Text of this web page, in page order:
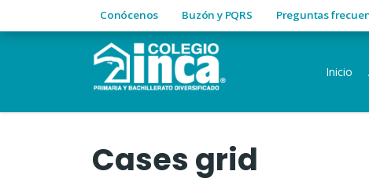
Conócenos Buzón y PQRS Preguntas
Inicio
Cases grid